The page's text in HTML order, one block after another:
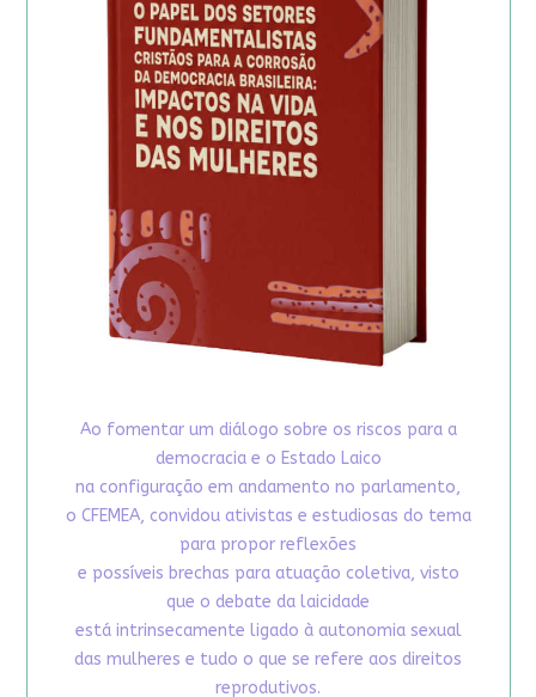
Ao fomentar um diálogo sobre os riscos para a
democracia e o Estado Laico
na configuração em andamento no parlamento,
o CFEMEA, convidou ativistas e estudiosas do tema
para propor reflexões
e possíveis brechas para atuação coletiva, visto
que o debate da laicidade
está intrinsecamente ligado à autonomia sexual
das mulheres e tudo o que se refere aos direitos
reprodutivos.